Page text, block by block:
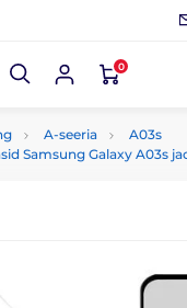
0
A-seeria
A03s
Samsung Galaxy A03s